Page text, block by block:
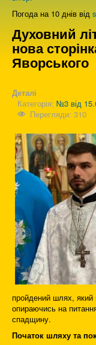
Погода на 10 днів від
Духовний
нова
Яворського
Деталі
Категорія: №3 від
Перегляди: 310
пройдений шлях, який
опираючись на
спадщину.
Початок шляху та